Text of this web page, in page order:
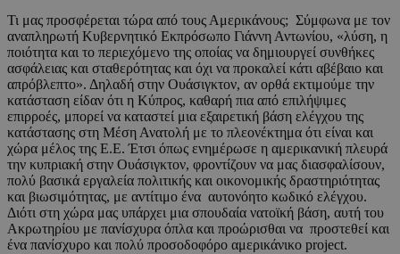
Τι μας προσφέρεται τώρα από τους Αμερικάνους; Σύμφωνα με τον
αναπληρωτή Κυβερνητικό Εκπρόσωπο Γιάννη Αντωνίου, «λύση, η
ποιότητα και το περιεχόμενο της οποίας να δημιουργεί συνθήκες
ασφάλειας και σταθερότητας και όχι να προκαλεί κάτι αβέβαιο και
απρόβλεπτο». Δηλαδή στην Ουάσιγκτον, αν ορθά εκτιμούμε την
κατάσταση είδαν ότι η Κύπρος, καθαρή πια από επιλήψιμες
επιρροές, μπορεί να καταστεί μια εξαιρετική βάση ελέγχου της
κατάστασης στη Μέση Ανατολή με το πλεονέκτημα ότι είναι και
χώρα μέλος της Ε.Ε. Έτσι όπως ενημέρωσε η αμερικανική πλευρά
την κυπριακή στην Ουάσιγκτον, φροντίζουν να μας διασφαλίσουν,
πολύ βασικά εργαλεία πολιτικής και οικονομικής δραστηριότητας
και βιωσιμότητας, με αντίτιμο ένα αυτονόητο κωδικό ελέγχου.
Διότι στη χώρα μας υπάρχει μια σπουδαία νατοϊκή βάση, αυτή του
Ακρωτηρίου με πανίσχυρα όπλα και προώρισθαι να προστεθεί και
ένα πανίσχυρο και πολύ προσοδοφόρο αμερικάνικο project.